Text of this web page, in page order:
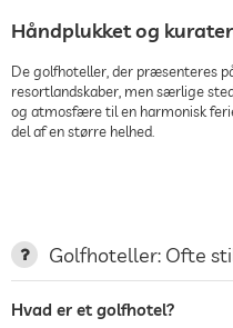
Håndplukket og
De golfhoteller, der præsenteres
resortlandskaber, men særlige
og atmosfære til en harmonisk
del af en større helhed.
Golfhoteller: Ofte
Hvad er et golfhotel?